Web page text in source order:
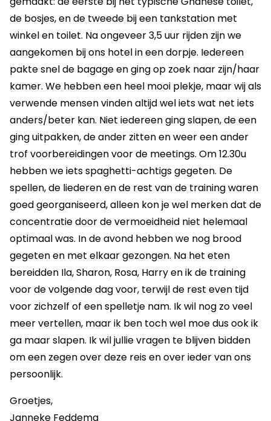
de bosjes, en de tweede bij een tankstation met
winkel en toilet. Na ongeveer 3,5 uur rijden zijn we
aangekomen bij ons hotel in een dorpje. Iedereen
pakte snel de bagage en ging op zoek naar zijn/haar
kamer. We hebben een heel mooi plekje, maar wij als
verwende mensen vinden altijd wel iets wat net iets
anders/beter kan. Niet iedereen ging slapen, de een
ging uitpakken, de ander zitten en weer een ander
trof voorbereidingen voor de meetings. Om 12.30u
hebben we iets spaghetti-achtigs gegeten. De
spellen, de liederen en de rest van de training waren
goed georganiseerd, alleen kon je wel merken dat de
concentratie door de vermoeidheid niet helemaal
optimaal was. In de avond hebben we nog brood
gegeten en met elkaar gezongen. Na het eten
bereidden Ila, Sharon, Rosa, Harry en ik de training
voor de volgende dag voor, terwijl de rest even tijd
voor zichzelf of een spelletje nam. Ik wil nog zo veel
meer vertellen, maar ik ben toch wel moe dus ook ik
ga maar slapen. Ik wil jullie vragen te blijven bidden
om een zegen over deze reis en over ieder van ons
persoonlijk.
Groetjes,
Janneke Feddema